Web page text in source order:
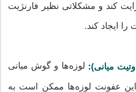
کند و مشکلاتی نظیر فارنژیت
را ایجاد کند.
میانی): لوزه‌ها و گوش میانی
عفونت لوزه‌ها ممکن است به